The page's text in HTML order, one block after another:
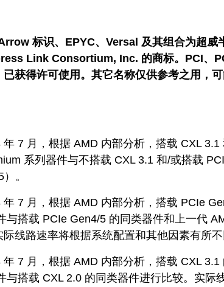
标识、EPYC、Versal 及其组合为超威
Link Consortium, Inc. 的商标。PCI、
已获得许可使用。其它名称仅供参考之用，
7 月，根据 AMD 内部分析，搭载 CXL 3.1
系列器件与不搭载 CXL 3.1 和/或搭载
。
7 月，根据 AMD 内部分析，搭载 PCIe
与搭载 PCIe Gen4/5 的同类器件和上一代
线路速率将根据系统配置和其他因素有所不
7 月，根据 AMD 内部分析，搭载 CXL 3.1
与搭载 CXL 2.0 的同类器件进行比较。实际